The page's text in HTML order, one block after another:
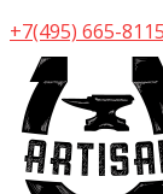
+7(495) 665-8115